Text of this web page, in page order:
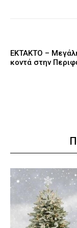
ΕΚΤΑΚΤΟ –
κοντά στην